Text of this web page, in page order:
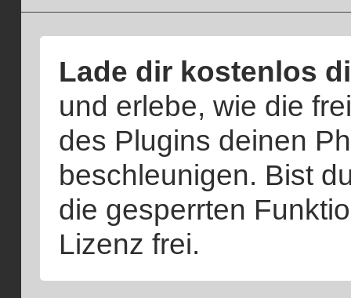
Lade dir kostenlos
und erlebe, wie die
des Plugins deinen
beschleunigen. Bist
die gesperrten
Lizenz frei.